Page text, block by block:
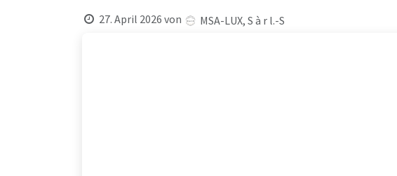
27. April 2026 von MSA-LUX, S à r l.-S